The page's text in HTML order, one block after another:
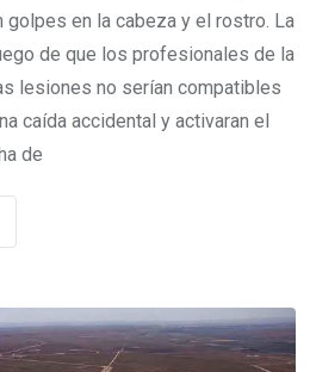
golpes en la cabeza y el rostro. La
de que los profesionales de la
lesiones no serían compatibles
caída accidental y activaran el
de